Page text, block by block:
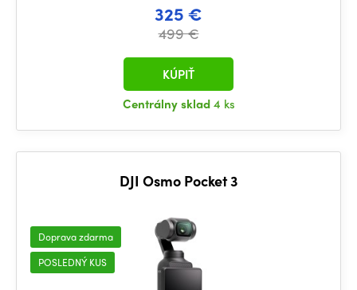
325 €
499 €
Centrálny sklad4 ks
KÚPIŤ
DJI Osmo Pocket 3
Doprava zdarma
POSLEDNÝ KUS